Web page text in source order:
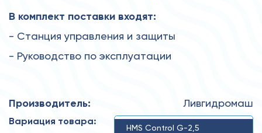
В комплект поставки входят:
- Станция управления и защиты
- Руководство по эксплуатации
Производитель: Ливгидромаш
Вариация товара:
HMS Control G-2,5